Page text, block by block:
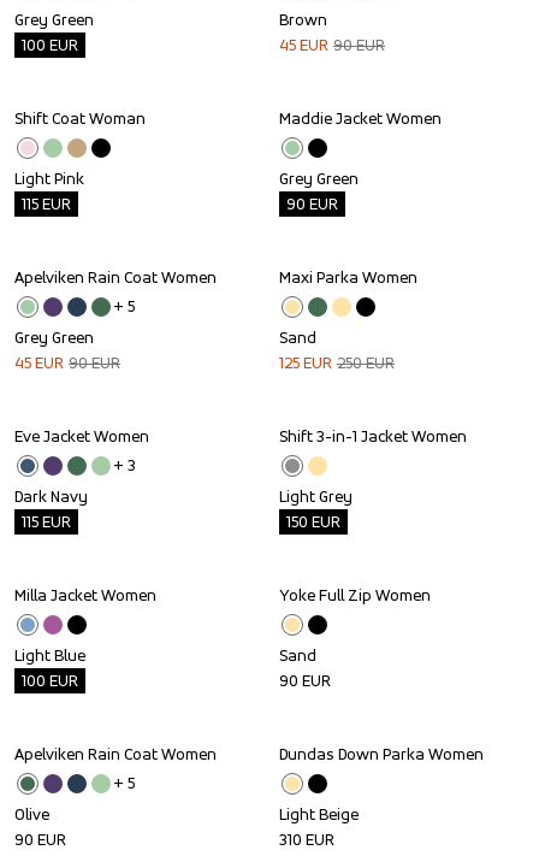
Grey Green
100 EUR
Brown
45EUR 90EUR
Outlet
Shift Coat Woman
Light Pink
115EUR
Outlet
Maddie Jacket Women
Grey Green
90 EUR
Sale
Apelviken Rain Coat Women
+ 5
Grey Green
45EUR 90EUR
Sale
Maxi Parka Women
Sand
125EUR 250EUR
Outlet
Eve Jacket Women
+ 3
Dark Navy
115EUR
Outlet
Shift 3-in-1 Jacket Women
Light Grey
150 EUR
Outlet
Milla Jacket Women
Light Blue
100 EUR
Yoke Full Zip Women
Sand
90 EUR
Apelviken Rain Coat Women
+ 5
Olive
90 EUR
Dundas Down Parka Women
Light Beige
310 EUR